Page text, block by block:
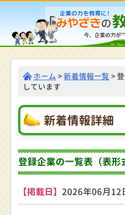
ホーム >新着情報一覧>
しています
新着情報詳細
登録企業の一覧表（表
【掲載日】2026年06月12